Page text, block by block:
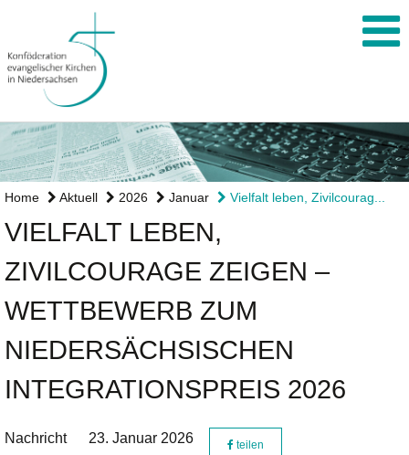
Home Aktuell 2026 Januar Vielfalt leben, Zivilcourag...
VIELFALT LEBEN,
ZIVILCOURAGE ZEIGEN –
WETTBEWERB ZUM
NIEDERSÄCHSISCHEN
INTEGRATIONSPREIS 2026
Nachricht 23. Januar 2026 teilen